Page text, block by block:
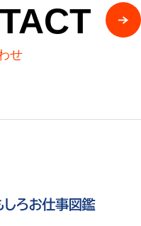
せ